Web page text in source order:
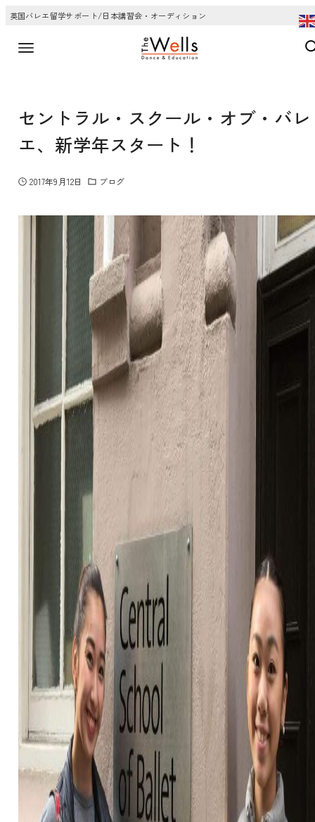
英国バレエ留学サポート/日本講習会・オーディション
セントラル・スクール・オブ・バレ
エ、新学年スタート！
2017年9月12日 ブログ